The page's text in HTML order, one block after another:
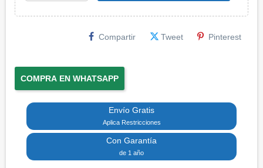
Compartir Tweet Pinterest
COMPRA EN WHATSAPP
Envío Gratis
Aplica Restricciones
Con Garantía
de 1 año